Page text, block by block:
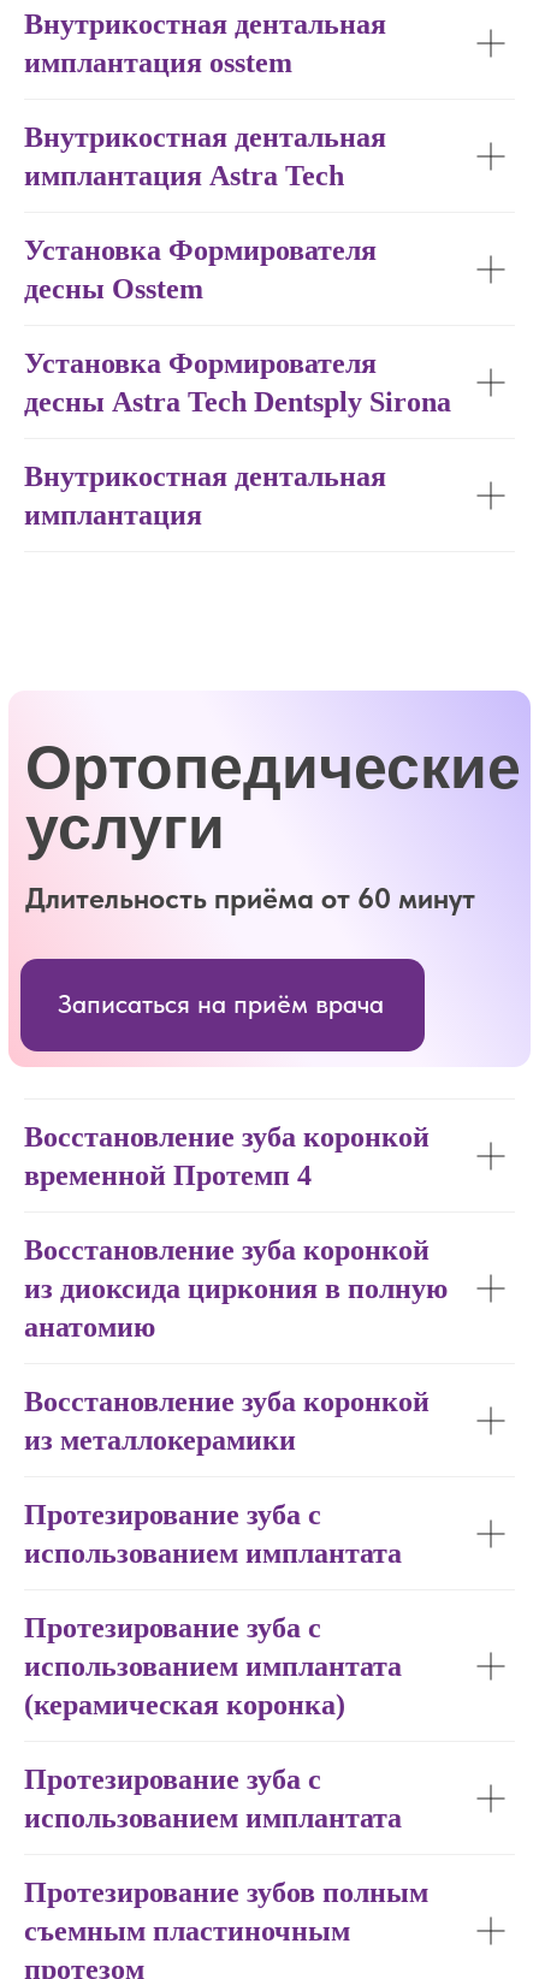
Внутрикостная дентальная
имплантация osstem
Внутрикостная дентальная
имплантация Astra Tech
Установка Формирователя
десны Osstem
Установка Формирователя
десны Astra Tech Dentsply Sirona
Внутрикостная дентальная
имплантация
Восстановление зуба коронкой
временной Протемп 4
Восстановление зуба коронкой
из диоксида циркония в полную
анатомию
Восстановление зуба коронкой
из металлокерамики
Протезирование зуба с
использованием имплантата
Протезирование зуба с
использованием имплантата
(керамическая коронка)
Протезирование зуба с
использованием имплантата
Протезирование зубов полным
съемным пластиночным
протезом
Детская
Длительность приёма от 30 минут
Рентгенологическое
исследование
Длительность приёма 5-10 минут
СОВРЕМЕННАЯ
АНЕСТЕЗИЯ
✓